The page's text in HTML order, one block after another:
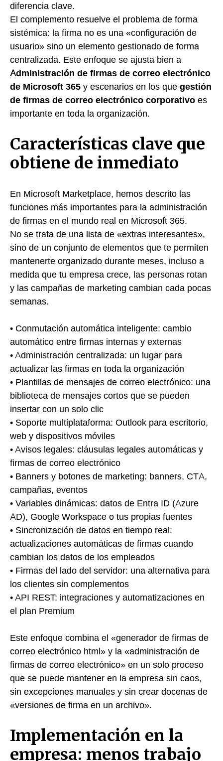
diferencia clave.
El complemento resuelve el problema de forma
sistémica: la firma no es una «configuración de
usuario» sino un elemento gestionado de forma
centralizada. Este enfoque se ajusta bien a
Administración de firmas de correo electrónico
de Microsoft 365 y escenarios en los que gestión
de firmas de correo electrónico corporativo es
importante en toda la organización.
Características clave que
obtiene de inmediato
En Microsoft Marketplace, hemos descrito las
funciones más importantes para la administración
de firmas en el mundo real en Microsoft 365.
No se trata de una lista de «extras interesantes»,
sino de un conjunto de elementos que te permiten
mantenerte organizado durante meses, incluso a
medida que tu empresa crece, las personas rotan
y las campañas de marketing cambian cada pocas
semanas.
• Conmutación automática inteligente: cambio
automático entre firmas internas y externas
• Administración centralizada: un lugar para
actualizar las firmas en toda la organización
• Plantillas de mensajes de correo electrónico: una
biblioteca de mensajes cortos que se pueden
insertar con un solo clic
• Soporte multiplataforma: Outlook para escritorio,
web y dispositivos móviles
• Avisos legales: cláusulas legales automáticas y
firmas de correo electrónico
• Banners y botones de marketing: banners, CTA,
campañas, eventos
• Variables dinámicas: datos de Entra ID (Azure
AD), Google Workspace o tus propias fuentes
• Sincronización de datos en tiempo real:
actualizaciones automáticas de firmas cuando
cambian los datos de los empleados
• Firmas del lado del servidor: una alternativa para
los clientes sin complementos
• API REST: integraciones y automatizaciones en
el plan Premium
Este enfoque combina el «generador de firmas de
correo electrónico html» y la «administración de
firmas de correo electrónico» en un solo proceso
que se puede mantener en la empresa sin caos,
sin excepciones manuales y sin crear docenas de
«versiones de firma en un archivo».
Implementación en la
empresa: menos trabajo